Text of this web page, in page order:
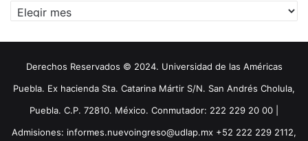
Archivos
Derechos Reservados © 2024. Universidad de las Américas
Puebla. Ex hacienda Sta. Catarina Mártir S/N. San Andrés Cholula,
Puebla. C.P. 72810. México. Conmutador: 222 229 20 00 |
Admisiones: informes.nuevoingreso@udlap.mx +52 222 229 2112,